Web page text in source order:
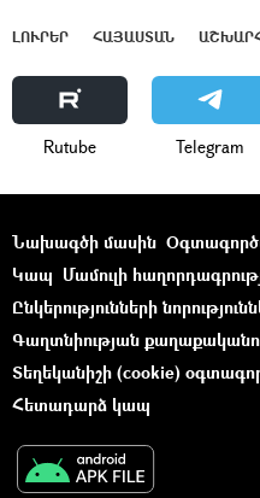
ԼՈՒՐԵՐ ՀԱՅԱՍՏԱՆ
Rutube Telegram
Նախագծի մասին
Կապ Մամուլի
Ընկերությունների
Գաղտնիության
Տեղեկանիշի (cookie)
Հետադարձ կապ